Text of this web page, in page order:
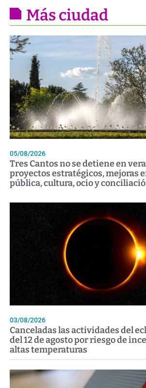
Más ciudad
05/08/2026
Tres Cantos no se detiene en
proyectos estratégicos, mejoras
pública, cultura, ocio y
03/08/2026
Canceladas las actividades del
del 12 de agosto por riesgo de
altas temperaturas